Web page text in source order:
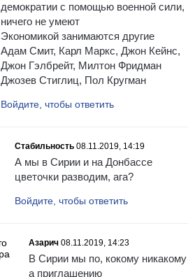
демократии с помощью военной сили,
ничего не умеют
Экономикой занимаются другие
Адам Смит, Карл Маркс, Джон Кейнс,
Джон Гэлбрейт, Милтон Фридман
Джозев Стиглиц, Пол Кругман
Войдите, чтобы ответить
Стабильность 08.11.2019, 14:19
А мы в Сирии и на Донбассе
цветочки разводим, ага?
Войдите, чтобы ответить
Азарич 08.11.2019, 14:23
В Сирии мы по, кокому никакому
а приглашению